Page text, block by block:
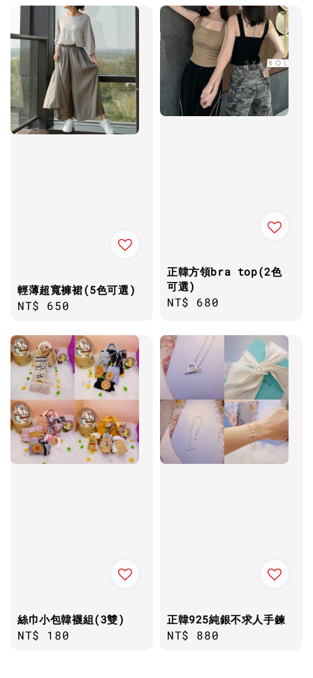
輕薄超寬褲裙(5色可選)
Regular
NT$ 650
正韓方領bra top(2色
可選)
Regular
NT$ 680
絲巾小包韓襪組(3雙)
Regular
NT$ 180
正韓925純銀不求人手鍊
Regular
NT$ 880